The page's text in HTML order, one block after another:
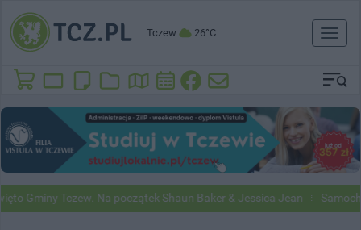
Tczew 26°C
Toggle
Gminy Tczew. Na początek Shaun Baker & Jessica Jean